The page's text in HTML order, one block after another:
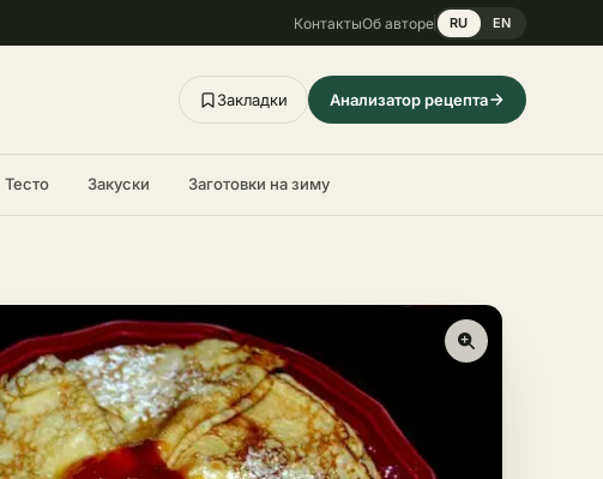
КонтактыОб авторе RU EN
Закладки Анализатор рецепта
Тесто Закуски Заготовки на зиму